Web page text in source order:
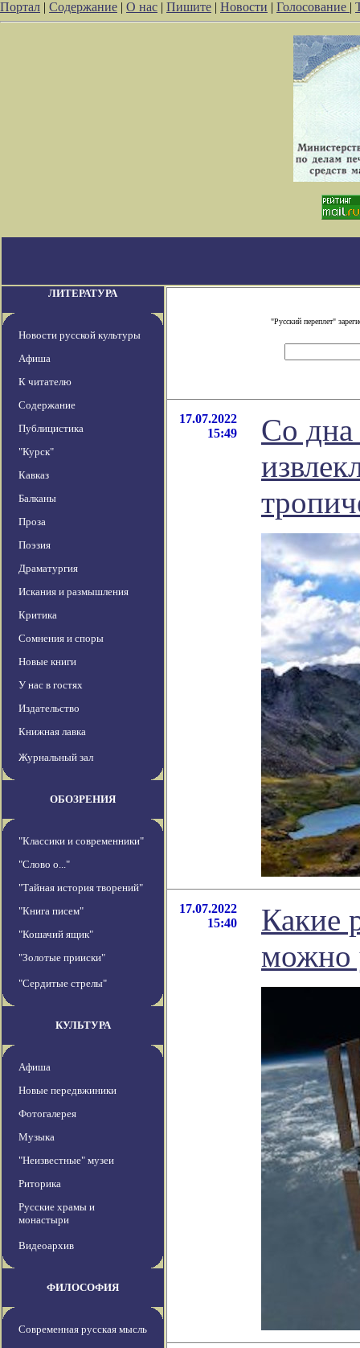
Портал | Содержание | О нас | Пишите | Новости | Голосование |
ЛИТЕРАТУРА
Новости русской культуры
Афиша
К читателю
Содержание
Публицистика
"Курск"
Кавказ
Балканы
Проза
Поэзия
Драматургия
Искания и размышления
Критика
Сомнения и споры
Новые книги
У нас в гостях
Издательство
Книжная лавка
Журнальный зал
ОБОЗРЕНИЯ
"Классики и современники"
"Слово о..."
"Тайная история творений"
"Книга писем"
"Кошачий ящик"
"Золотые прииски"
"Сердитые стрелы"
КУЛЬТУРА
Афиша
Новые передвжиники
Фотогалерея
Музыка
"Неизвестные" музеи
Риторика
Русские храмы и
монастыри
Видеоархив
ФИЛОСОФИЯ
Современная русская мысль
"Русский переплет"
17.07.2022
15:49
Со дна
17.07.2022
15:40
Какие
можно